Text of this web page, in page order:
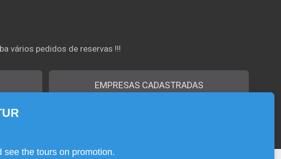
vários pedidos de reservas !!!
EMPRESAS CADASTRADAS